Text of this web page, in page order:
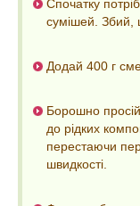
Спочатку
сумішей. Збий,
Додай 400 г
Борошно
до рідких
перестаючи
швидкості.